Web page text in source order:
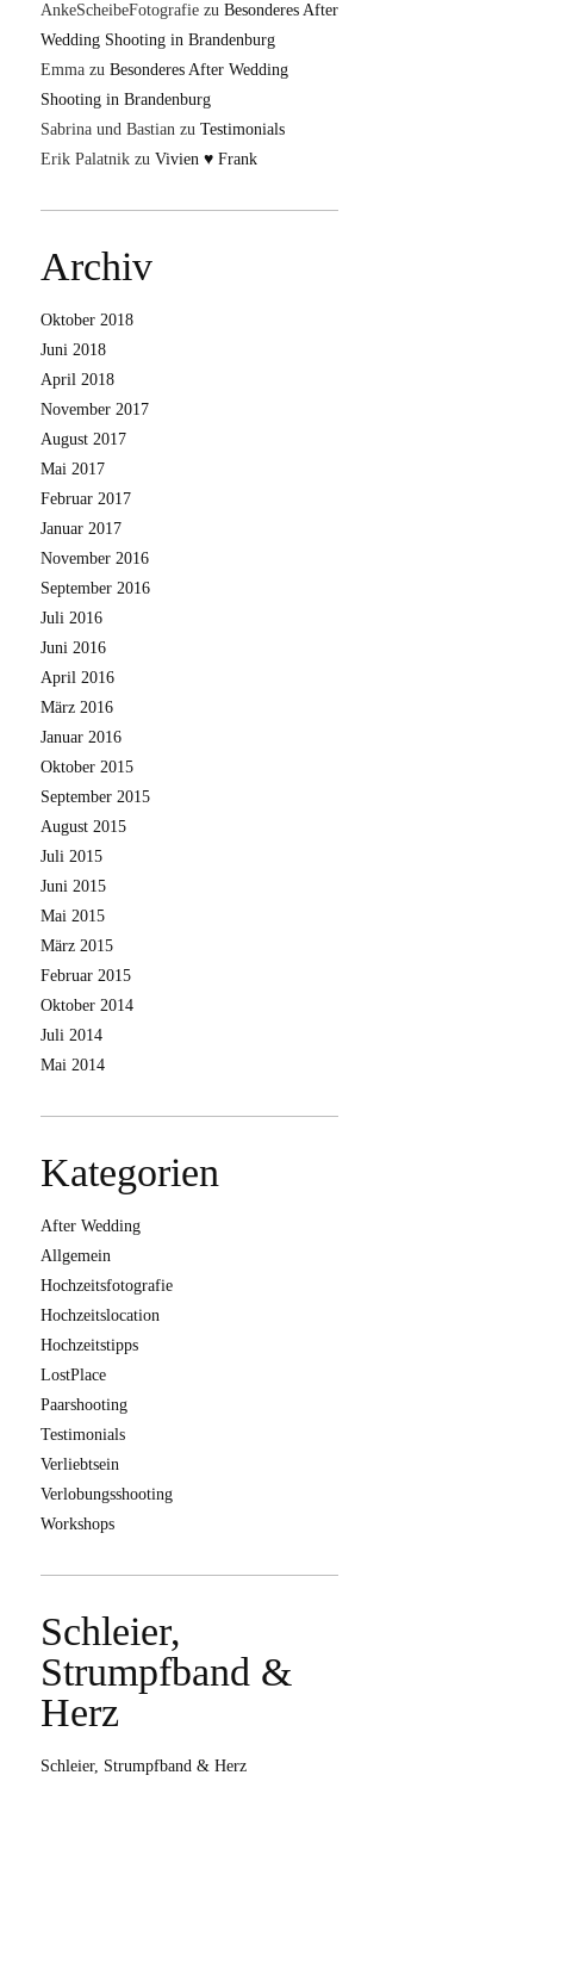
AnkeScheibeFotografie zu Besonderes After
Wedding Shooting in Brandenburg
Emma zu Besonderes After Wedding
Shooting in Brandenburg
Sabrina und Bastian zu Testimonials
Erik Palatnik zu Vivien ♥ Frank
Archiv
Oktober 2018
Juni 2018
April 2018
November 2017
August 2017
Mai 2017
Februar 2017
Januar 2017
November 2016
September 2016
Juli 2016
Juni 2016
April 2016
März 2016
Januar 2016
Oktober 2015
September 2015
August 2015
Juli 2015
Juni 2015
Mai 2015
März 2015
Februar 2015
Oktober 2014
Juli 2014
Mai 2014
Kategorien
After Wedding
Allgemein
Hochzeitsfotografie
Hochzeitslocation
Hochzeitstipps
LostPlace
Paarshooting
Testimonials
Verliebtsein
Verlobungsshooting
Workshops
Schleier,
Strumpfband &
Herz
Schleier, Strumpfband & Herz